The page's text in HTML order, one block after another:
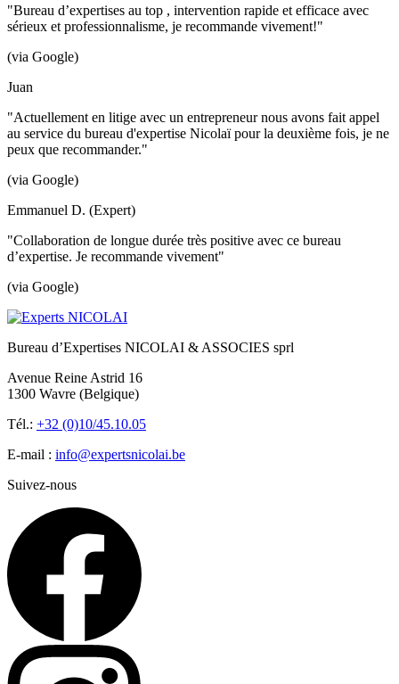
"Bureau d’expertises au top , intervention rapide et efficace avec
sérieux et professionnalisme, je recommande vivement!"
(via Google)
Juan
"Actuellement en litige avec un entrepreneur nous avons fait appel
au service du bureau d'expertise Nicolaï pour la deuxième fois, je ne
peux que recommander."
(via Google)
Emmanuel D. (Expert)
"Collaboration de longue durée très positive avec ce bureau
d’expertise. Je recommande vivement"
(via Google)
Bureau d’Expertises NICOLAI & ASSOCIES sprl
Avenue Reine Astrid 16
1300 Wavre (Belgique)
Tél.: +32 (0)10/45.10.05
E-mail : info@expertsnicolai.be
Suivez-nous